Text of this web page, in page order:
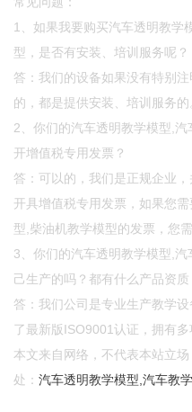
1、如果我要购买汽车透明教学
型，是否有安装、培训服务呢？
答：我们的设备如果没有特别注
的，都是提供安装、培训服务的
2、你们的汽车透明教学模型,
开增值税专用发票？
答：可以的，我们是正规企业
开具增值税专用发票，如果您
型,柴油机教学模型的发票，您
3、你们的汽车透明教学模型,
己生产的吗？都有什么产品资质
答：我们公司是专业生产教学
了最新版ISO9001认证，拥有多
本文来自网络，不代表本站立
处：汽车透明教学模型,汽车教